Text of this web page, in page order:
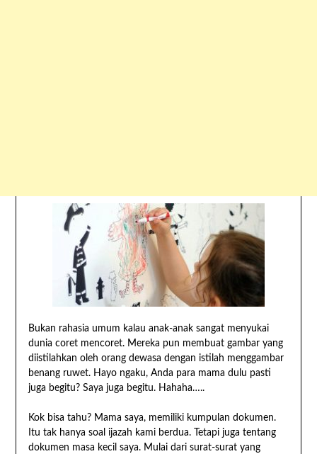
Bukan rahasia umum kalau anak-anak sangat menyukai
dunia coret mencoret. Mereka pun membuat gambar yang
diistilahkan oleh orang dewasa dengan istilah menggambar
benang ruwet. Hayo ngaku, Anda para mama dulu pasti
juga begitu? Saya juga begitu. Hahaha…..
Kok bisa tahu? Mama saya, memiliki kumpulan dokumen.
Itu tak hanya soal ijazah kami berdua. Tetapi juga tentang
dokumen masa kecil saya. Mulai dari surat-surat yang